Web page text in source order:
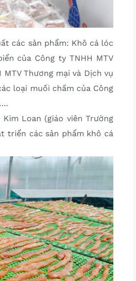
các sản phẩm: Khô cá lóc
của Công ty TNHH MTV
Thương mại và Dịch vụ
loại muối chấm của Công
Loan (giáo viên Trường
triển các sản phẩm khô cá